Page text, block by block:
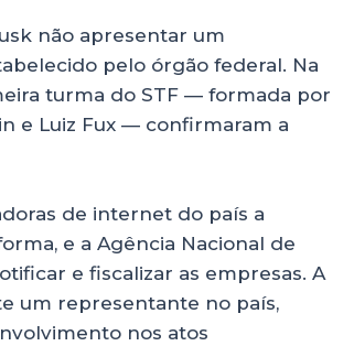
não apresentar um
pelo órgão federal. Na
turma do STF — formada por
e Luiz Fux — confirmaram a
de internet do país a
e a Agência Nacional de
e fiscalizar as empresas. A
um representante no país,
nos atos